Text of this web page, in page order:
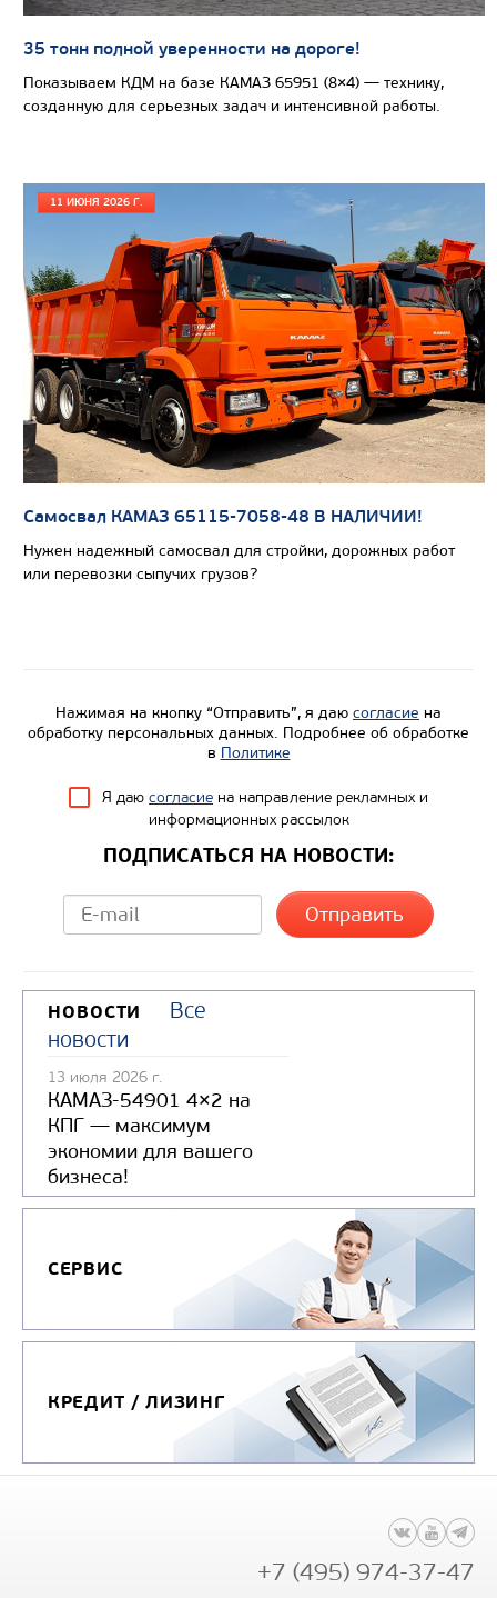
СЕДЕЛЬНЫЙ ТЯГАЧ КАМАЗ 65221
Цена по запросу
Колесная формула
Узнать цену
35 тонн полной уверенности на дороге!
Показываем КДМ на базе КАМАЗ 65951 (8×4) — технику,
созданную для серьезных задач и интенсивной работы.
11 ИЮНЯ 2026 Г.
Самосвал КАМАЗ 65115-7058-48 В НАЛИЧИИ!
Нужен надежный самосвал для стройки, дорожных работ
или перевозки сыпучих грузов?
Нажимая на кнопку “Отправить”, я даю согласие на
обработку персональных данных. Подробнее об обработке
в Политике
Я даю согласие на направление рекламных и
информационных рассылок
ПОДПИСАТЬСЯ НА НОВОСТИ:
НОВОСТИ
Все
новости
13 июля 2026 г.
КАМАЗ-54901 4×2 на
КПГ — максимум
экономии для вашего
бизнеса!
СЕРВИС
КРЕДИТ / ЛИЗИНГ
+7 (495) 974-37-47